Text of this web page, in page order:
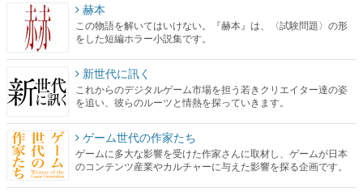
赫本
この物語を解いてはいけない。『赫本』は、〈試験問題〉の形
をした短編ホラー小説集です。
新世代に訊く
これからのデジタルゲーム市場を担う若きクリエイター達の姿
を追い、彼らのルーツと情熱を探っていきます。
ゲーム世代の作家たち
ゲームに多大な影響を受けた作家さんに取材し、ゲームが日本
のコンテンツ産業やカルチャーに与えた影響を探る企画です。